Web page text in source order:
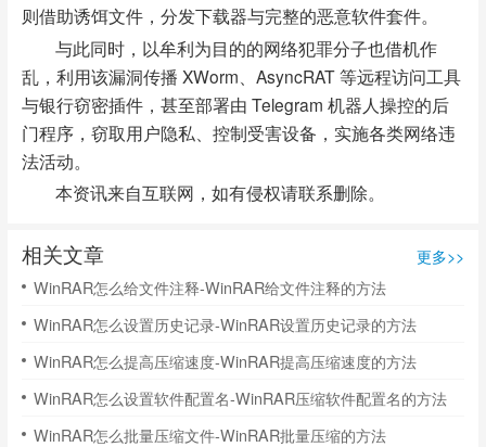
则借助诱饵文件，分发下载器与完整的恶意软件套件。
与此同时，以牟利为目的的网络犯罪分子也借机作
乱，利用该漏洞传播 XWorm、AsyncRAT 等远程访问工具
与银行窃密插件，甚至部署由 Telegram 机器人操控的后
门程序，窃取用户隐私、控制受害设备，实施各类网络违
法活动。
本资讯来自互联网，如有侵权请联系删除。
相关文章
更多>>
WinRAR怎么给文件注释-WinRAR给文件注释的方法
WinRAR怎么设置历史记录-WinRAR设置历史记录的方法
WinRAR怎么提高压缩速度-WinRAR提高压缩速度的方法
WinRAR怎么设置软件配置名-WinRAR压缩软件配置名的方法
WinRAR怎么批量压缩文件-WinRAR批量压缩的方法